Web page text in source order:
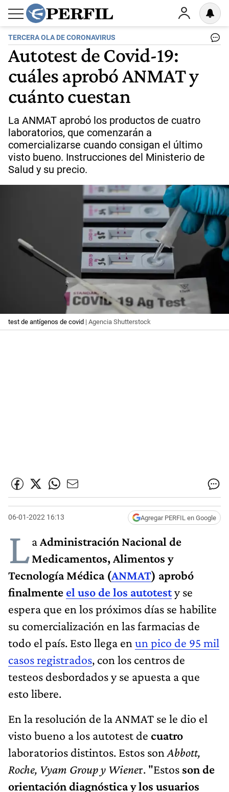
TERCERA OLA DE CORONAVIRUS
Autotest de Covid-19:
cuáles aprobó ANMAT y
cuánto cuestan
La ANMAT aprobó los productos de cuatro
laboratorios, que comenzarán a
comercializarse cuando consigan el último
visto bueno. Instrucciones del Ministerio de
Salud y su precio.
test de antígenos de covid | Agencia Shutterstock
06-01-2022 16:13 Agregar PERFIL en Google
LaAdministración Nacional de
Medicamentos, Alimentos y
Tecnología Médica (ANMAT) aprobó
finalmente el uso de los autotesty se
espera que en los próximos días se habilite
su comercialización en las farmacias de
todo el país. Esto llega en un pico de 95 mil
casos registrados, con los centros de
testeos desbordados y se apuesta a que
esto libere.
En la resolución de la ANMAT se le dio el
visto bueno a los autotest de cuatro
laboratorios distintos. Estos son Abbott,
Roche, Vyam Group y Wiener. "Estos son de
orientación diagnóstica y los usuarios